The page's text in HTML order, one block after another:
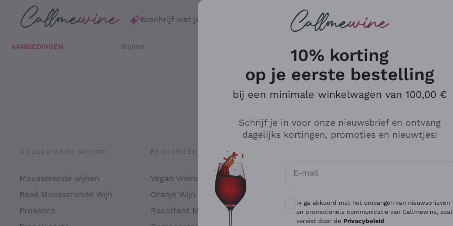
Ga direct naar de hoofdinhoud
Beschrijf wat je zoekt
AANBIEDINGEN Wijnen
Mousserende Wijnen
Mousserende wijnen
Rosé Mousserende Wijn
Prosecco
Filosofieën
Vegan Vriendelijk
Oranje Wijn
Recoltant Manipulant
Antinori
Ca' del Bosco
Gavi
10% korting
op je eerste bestelling
bij een minimale winkelwagen van 100,00 €
Schrijf je in voor onze nieuwsbrief en ontvang
dagelijks kortingen, promoties en nieuwtjes!
E-mail
Optionele toestemmingen om
Ik ga akkoord met het ontvangen van nieuwsbrieven
en promotionele communicatie van Callmewine,
vereist door de Privacybeleid